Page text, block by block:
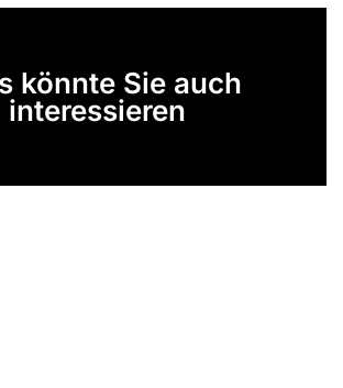
könnte Sie auch
interessieren